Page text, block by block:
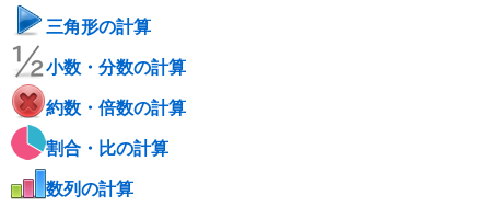
三角形の計算
小数・分数の計算
約数・倍数の計算
割合・比の計算
数列の計算